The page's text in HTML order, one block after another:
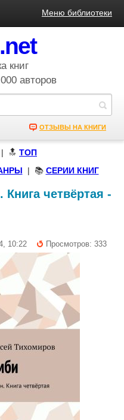
Меню библиотеки
книг
авторов
ОТЗЫВЫ НА КНИГИ
| 🔝 ТОП
| 📚 СЕРИИ КНИГ
четвёртая -
10:22 Просмотров: 333